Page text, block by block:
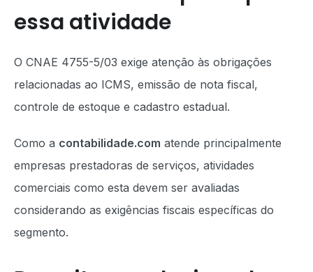
essa atividade
O CNAE 4755-5/03 exige atenção às obrigações
relacionadas ao ICMS, emissão de nota fiscal,
controle de estoque e cadastro estadual.
Como a contabilidade.com atende principalmente
empresas prestadoras de serviços, atividades
comerciais como esta devem ser avaliadas
considerando as exigências fiscais específicas do
segmento.